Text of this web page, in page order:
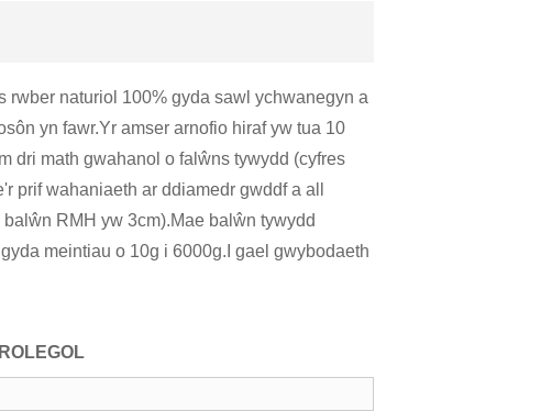
naturiol 100% gyda sawl ychwanegyn a
yn fawr.Yr amser arnofio hiraf yw tua 10
dri math gwahanol o falŵns tywydd (cyfres
prif wahaniaeth ar ddiamedr gwddf a all
RMH yw 3cm).Mae balŵn tywydd
meintiau o 10g i 6000g.I gael gwybodaeth